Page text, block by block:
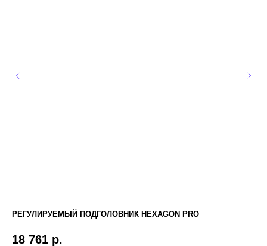
РЕГУЛИРУЕМЫЙ ПОДГОЛОВНИК HEXAGON PRO
18 761 р.